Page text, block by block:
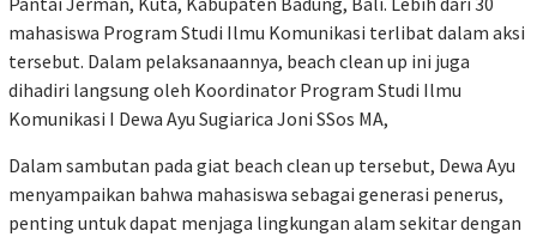
mahasiswa Program Studi Ilmu Komunikasi terlibat dalam aksi
tersebut. Dalam pelaksanaannya, beach clean up ini juga
dihadiri langsung oleh Koordinator Program Studi Ilmu
Komunikasi I Dewa Ayu Sugiarica Joni SSos MA,
Dalam sambutan pada giat beach clean up tersebut, Dewa Ayu
menyampaikan bahwa mahasiswa sebagai generasi penerus,
penting untuk dapat menjaga lingkungan alam sekitar dengan